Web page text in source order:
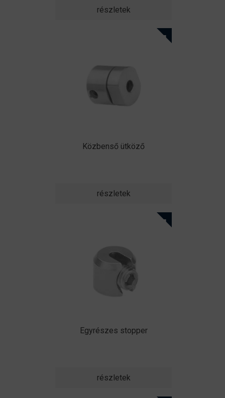
részletek
Közbenső ütköző
részletek
Egyrészes stopper
részletek